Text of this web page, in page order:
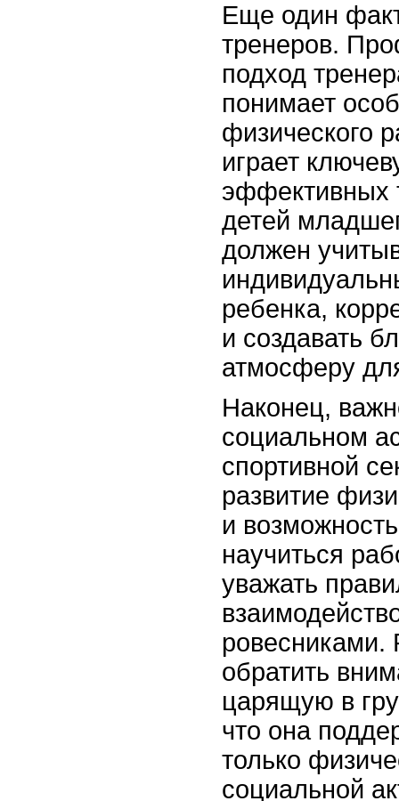
Еще один
тренеров.
подход
понимает
физического
играет
эффективных
детей
должен
ребенка,
и создавать
атмосферу
Наконец,
социальном
спортивной
развитие
и
научиться
уважать
ровесниками.
обратить
царящую в
что она
только
социальной